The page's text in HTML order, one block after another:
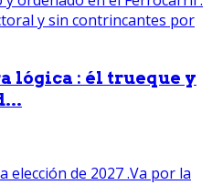
lógica : él trueque y